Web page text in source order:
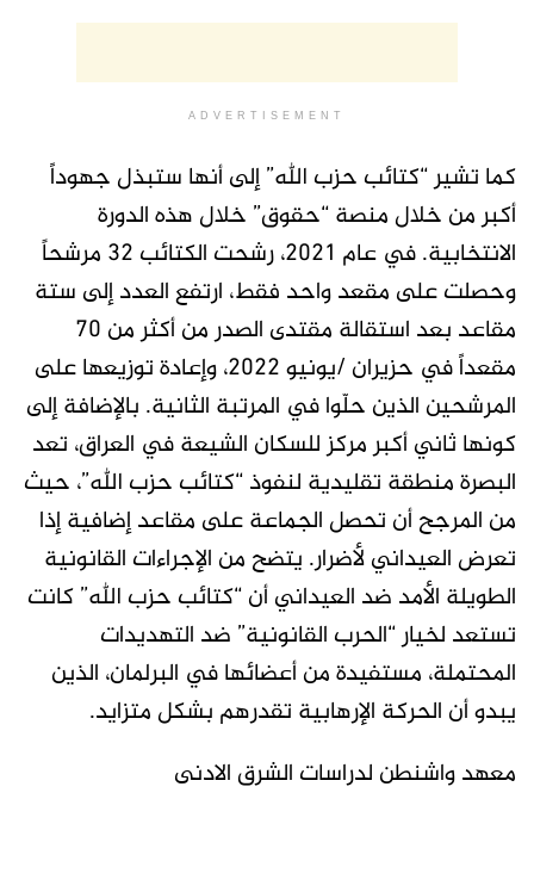
ADVERTISEMENT
كما تشير “كتائب حزب الله” إلى أنها ستبذل جهوداً
أكبر من خلال منصة “حقوق” خلال هذه الدورة
الانتخابية. في عام 2021، رشحت الكتائب 32 مرشحاً
وحصلت على مقعد واحد فقط، ارتفع العدد إلى ستة
مقاعد بعد استقالة مقتدى الصدر من أكثر من 70
مقعداً في حزيران /يونيو 2022، وإعادة توزيعها على
المرشحين الذين حلّوا في المرتبة الثانية. بالإضافة إلى
كونها ثاني أكبر مركز للسكان الشيعة في العراق، تعد
البصرة منطقة تقليدية لنفوذ “كتائب حزب الله”، حيث
من المرجح أن تحصل الجماعة على مقاعد إضافية إذا
تعرض العيداني لأضرار. يتضح من الإجراءات القانونية
الطويلة الأمد ضد العيداني أن “كتائب حزب الله” كانت
تستعد لخيار “الحرب القانونية” ضد التهديدات
المحتملة، مستفيدة من أعضائها في البرلمان، الذين
يبدو أن الحركة الإرهابية تقدرهم بشكل متزايد.
معهد واشنطن لدراسات الشرق الادنى